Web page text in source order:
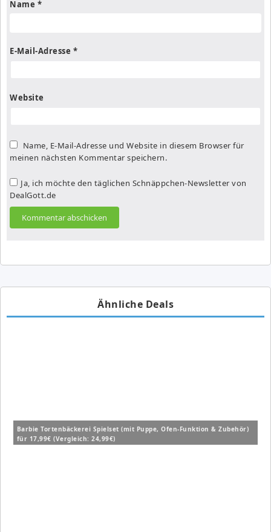
Name *
E-Mail-Adresse *
Website
Name, E-Mail-Adresse und Website in diesem Browser für
meinen nächsten Kommentar speichern.
Ja, ich möchte den täglichen Schnäppchen-Newsletter von
DealGott.de
Ähnliche Deals
Barbie Tortenbäckerei Spielset (mit Puppe, Ofen-Funktion & Zubehör)
für 17,99€ (Vergleich: 24,99€)